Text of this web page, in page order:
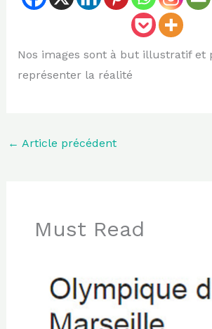
Nos images sont à but illustratif et
représenter la réalité
← Article précédent
Must Read